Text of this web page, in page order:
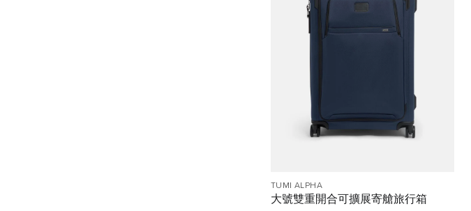
TUMI ALPHA
大號雙重開合可擴展寄艙旅行箱